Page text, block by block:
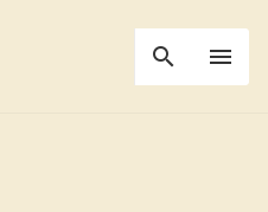
search menu